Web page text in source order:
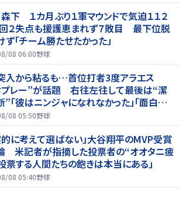
森下 １カ月ぶり１軍マウンドで気迫１１２
回２失点も援護恵まれず７敗目 最下位脱
ず「チーム勝たせたかった」
08 06:00野球
入から粘るも…首位打者3度アラエス
レー”が話題 右往左往して最後は“潔
”「彼はニンジャになれなかった」「面白すぎ
08 05:50野球
的に考えて選ばない」大谷翔平のMVP受賞
米記者が指摘した投票者の“オオタニ疲
票する人間たちの飽きは本当にある」
08 05:40野球